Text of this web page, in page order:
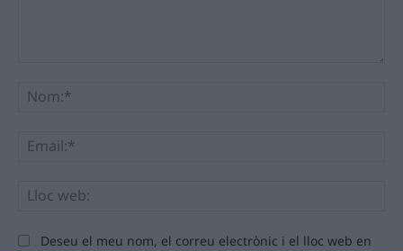
Deseu el meu nom, el correu electrònic i el lloc web en